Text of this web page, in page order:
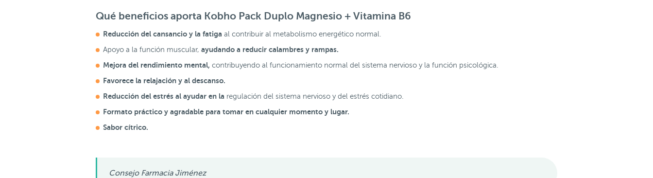
Qué beneficios aporta Kobho Pack Duplo Magnesio + Vitamina B6
Reducción del cansancio y la fatiga al contribuir al metabolismo energético normal.
Apoyo a la función muscular, ayudando a reducir calambres y rampas.
Mejora del rendimiento mental, contribuyendo al funcionamiento normal del sistema nervioso y la función psicológica.
Favorece la relajación y al descanso.
Reducción del estrés al ayudar en la regulación del sistema nervioso y del estrés cotidiano.
Formato práctico y agradable para tomar en cualquier momento y lugar.
Sabor cítrico.
Consejo Farmacia Jiménez